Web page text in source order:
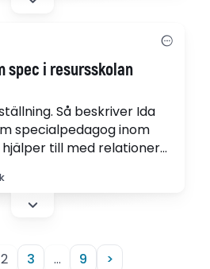
spec i resursskolan
Så beskriver Ida
specialpedagog inom
hjälper till med relationer
2 3 … 9 >